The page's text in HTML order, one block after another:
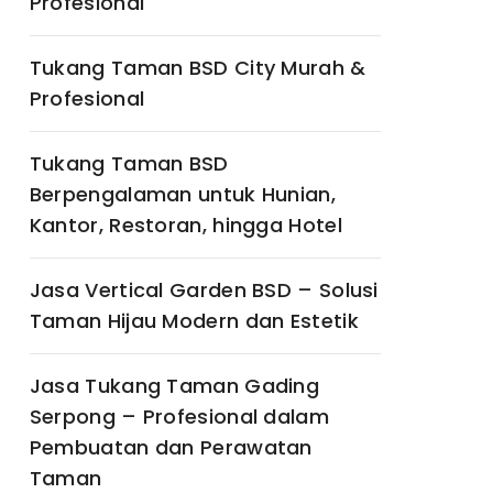
Tukang Taman BSD City Murah &
Profesional
Tukang Taman BSD
Berpengalaman untuk Hunian,
Kantor, Restoran, hingga Hotel
Jasa Vertical Garden BSD – Solusi
Taman Hijau Modern dan Estetik
Jasa Tukang Taman Gading
Serpong – Profesional dalam
Pembuatan dan Perawatan
Taman